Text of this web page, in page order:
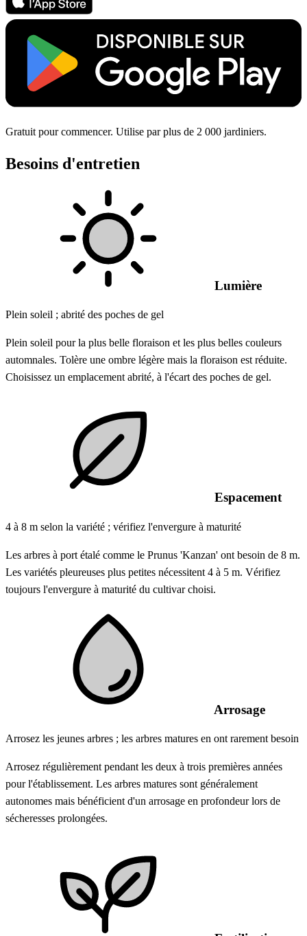
Gratuit pour commencer. Utilise par plus de 2 000 jardiniers.
Besoins d'entretien
Lumière
Plein soleil ; abrité des poches de gel
Plein soleil pour la plus belle floraison et les plus belles couleurs
automnales. Tolère une ombre légère mais la floraison est réduite.
Choisissez un emplacement abrité, à l'écart des poches de gel.
Espacement
4 à 8 m selon la variété ; vérifiez l'envergure à maturité
Les arbres à port étalé comme le Prunus 'Kanzan' ont besoin de 8 m.
Les variétés pleureuses plus petites nécessitent 4 à 5 m. Vérifiez
toujours l'envergure à maturité du cultivar choisi.
Arrosage
Arrosez les jeunes arbres ; les arbres matures en ont rarement besoin
Arrosez régulièrement pendant les deux à trois premières années
pour l'établissement. Les arbres matures sont généralement
autonomes mais bénéficient d'un arrosage en profondeur lors de
sécheresses prolongées.